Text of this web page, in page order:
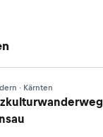
· Kärnten